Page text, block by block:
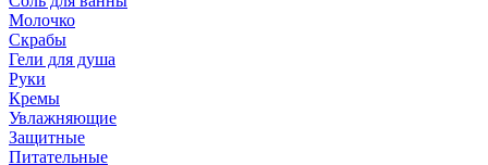
Молочко
Скрабы
Гели для душа
Руки
Кремы
Увлажняющие
Защитные
Питательные